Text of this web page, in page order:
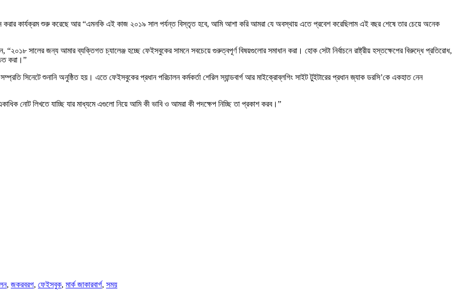
করার কার্যক্রম শুরু করেছে আর “এমনকি এই কাজ ২০১৯ সাল পর্যন্ত বিস্তৃত হবে, আমি আশা করি আমরা যে অবস্থায় এতে প্রবেশ করেছিলাম এই বছর শেষে তার চেয়ে অনেক
“২০১৮ সালের জন্য আমার ব্যক্তিগত চ্যালেঞ্জ হচ্ছে ফেইসবুকের সামনে সবচেয়ে গুরুত্বপূর্ণ বিষয়গুলোর সমাধান করা। হোক সেটা নির্বাচনে রাষ্ট্রীয় হস্তক্ষেপের বিরুদ্ধে প্রতিরোধ,
করা।”
সম্প্রতি সিনেটে শুনানি অনুষ্ঠিত হয়। এতে ফেইসবুকের প্রধান পরিচালন কর্মকর্তা শেরিল স্যান্ডবার্গ আর মাইক্রোব্লগিং সাইট টুইটারের প্রধান জ্যাক ডরসি’কে একহাত নেন
নোট লিখতে যাচ্ছি যার মাধ্যমে এগুলো নিয়ে আমি কী ভাবি ও আমরা কী পদক্ষেপ নিচ্ছি তা প্রকাশ করব।”
, জকরবরগ, ফেইসবুক, মার্ক জাকারবার্গ, সময়